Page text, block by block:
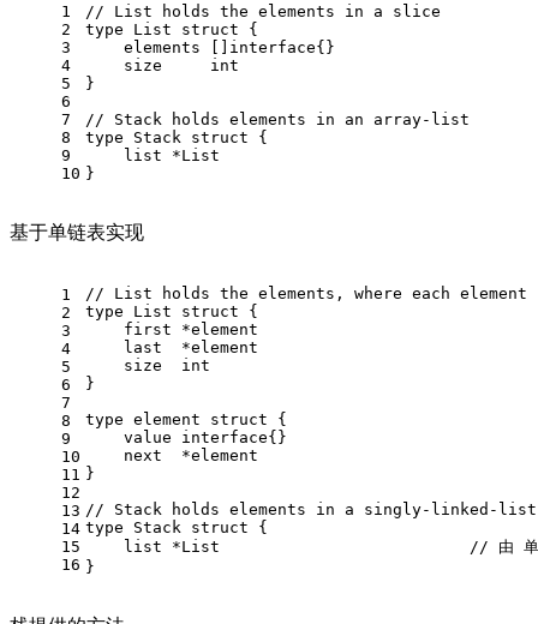
1
2
3
4
5
6
7
8
9
10
// List holds the elements in a slice
type List struct {
    elements []
interface{}
    size
int
}
// Stack holds elements in an array-list
type Stack struct {
    list *List
}
基于单链表实现
1
2
3
4
5
6
7
8
9
10
11
12
13
14
15
16
// List holds the elements, where each
type List struct {
    first *element
    last  *element
    size
int
}
type element struct {
    value
interface{}
    next  *element
}
// Stack holds elements in a singly-
type Stack struct {
// 由 单
}